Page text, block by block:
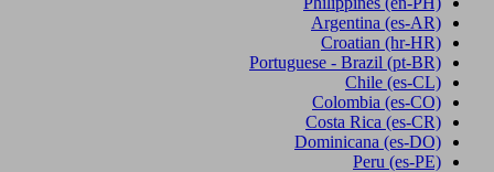
Argentina (es-AR)
Croatian (hr-HR)
Portuguese - Brazil (pt-BR)
Chile (es-CL)
Colombia (es-CO)
Costa Rica (es-CR)
Dominicana (es-DO)
Peru (es-PE)